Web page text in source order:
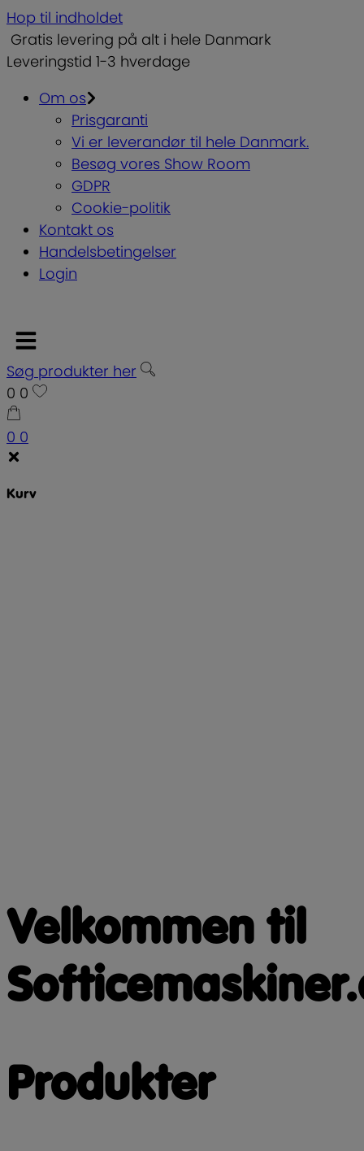
Hop til indholdet
Gratis levering på alt i hele Danmark
Leveringstid 1-3 hverdage
Om os
Prisgaranti
Vi er leverandør til hele Danmark.
Besøg vores Show Room
GDPR
Cookie-politik
Kontakt os
Handelsbetingelser
Login
Søg produkter her
0 0
0 0
Kurv
Velkommen til
Produkter